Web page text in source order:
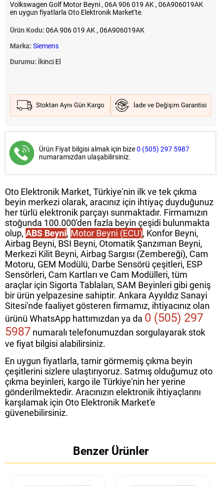
Volkswagen Golf Motor Beyni , 06A 906 019 AK , 06A906019AK
en uygun fiyatlarla Oto Elektronik Market'te.
Ürün Kodu: 06A 906 019 AK , 06A906019AK
Marka: Siemens
Durumu: İkinci El
Ürün Fiyat bilgisi almak için bize0 (505) 297 5987
numaramızdan ulaşabilirsiniz.
Oto Elektronik Market, Türkiye'nin ilk ve tek çıkma
beyin merkezi olarak, aracınız için ihtiyaç duyduğunuz
her türlü elektronik parçayı sunmaktadır. Firmamızın
stoğunda 100.000'den fazla beyin çeşidi bulunmakta
olup, ABS Beyni, Motor Beyni (ECU), Konfor Beyni,
Airbag Beyni, BSI Beyni, Otomatik Şanzıman Beyni,
Merkezi Kilit Beyni, Airbag Sargısı (Zembereği), Cam
Motoru, GEM Modülü, Darbe Sensörü çeşitleri, ESP
Sensörleri, Cam Kartları ve Cam Modülleri, tüm
araçlar için Sigorta Tablaları, SAM Beyinleri gibi geniş
bir ürün yelpazesine sahiptir. Ankara Ayyıldız Sanayi
Sitesi'nde faaliyet gösteren firmamız, ihtiyacınız olan
ürünü WhatsApp hattımızdan ya da 0 (505) 297
5987 numaralı telefonumuzdan sorgulayarak stok
ve fiyat bilgisi alabilirsiniz.
En uygun fiyatlarla, tamir görmemiş çıkma beyin
çeşitlerini sizlere ulaştırıyoruz. Satmış olduğumuz oto
çıkma beyinleri, kargo ile Türkiye'nin her yerine
gönderilmektedir. Aracınızın elektronik ihtiyaçlarını
karşılamak için Oto Elektronik Market'e
güvenebilirsiniz.
Benzer Ürünler